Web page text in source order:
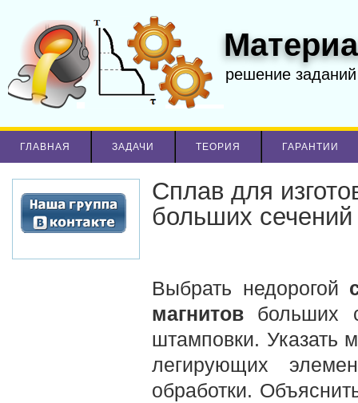
решение
ГЛАВНАЯ ЗАДАЧИ ТЕОРИЯ ГАРАНТИИ
Cплав для
больших сечений
Выбрать недорогой
магнитов больших
штамповки. Указать
легирующих
обработки.